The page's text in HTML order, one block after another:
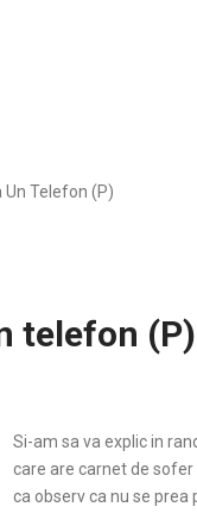
Un Telefon (P)
telefon (P)
Si-am sa va explic in
care are carnet de
ca observ ca nu se prea